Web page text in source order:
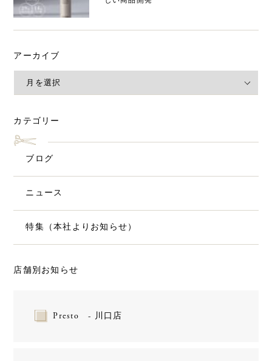
アーカイブ
カテゴリー
ブログ
ニュース
特集（本社よりお知らせ）
店舗別お知らせ
Presto - 川口店